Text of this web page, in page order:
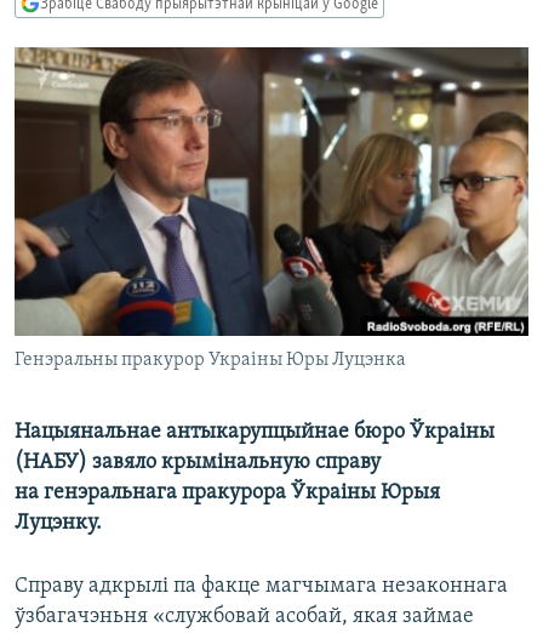
КУЛЬТУРА
КАЛЯНДАР
МОВА
НА ХВАЛЯХ СВАБОДЫ
Зрабіце Свабоду прыярытэтнай крыніцай ў Google
Генэральны пракурор Украіны Юры Луцэнка
Нацыянальнае антыкарупцыйнае бюро Ўкраіны
(НАБУ) завяло крымінальную справу
на генэральнага пракурора Ўкраіны Юрыя
Луцэнку.
Справу адкрылі па факце магчымага незаконнага
ўзбагачэньня «службовай асобай, якая займае